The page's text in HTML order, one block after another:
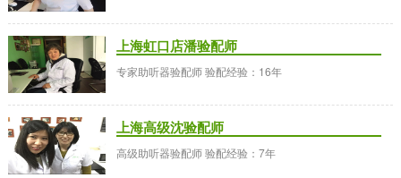
上海虹口店潘验配师
专家助听器验配师 验配经验：16年
上海高级沈验配师
高级助听器验配师 验配经验：7年